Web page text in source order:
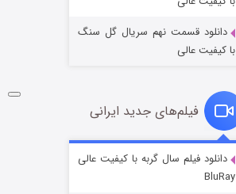
شکست استوارت در نجات جهان
قسمت
دانلود قسمت نهم سریال گل سنگ
با کیفیت عالی
فیلم‌های جدید ایرانی
دانلود فیلم سال گربه با کیفیت عالی
BluRay